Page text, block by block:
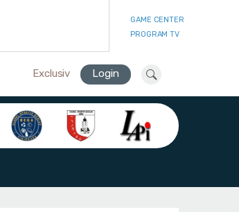
GAME CENTER
PROGRAM TV
Exclusiv Login